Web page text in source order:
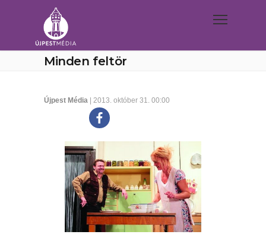
Minden feltör
Újpest Média | 2013. október 31. 00:00